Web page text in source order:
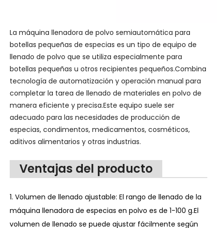
La máquina llenadora de polvo semiautomática para
botellas pequeñas de especias es un tipo de equipo de
llenado de polvo que se utiliza especialmente para
botellas pequeñas u otros recipientes pequeños.Combina
tecnología de automatización y operación manual para
completar la tarea de llenado de materiales en polvo de
manera eficiente y precisa.Este equipo suele ser
adecuado para las necesidades de producción de
especias, condimentos, medicamentos, cosméticos,
aditivos alimentarios y otras industrias.
Ventajas del producto
1. Volumen de llenado ajustable: El rango de llenado de la
máquina llenadora de especias en polvo es de 1-100 g.El
volumen de llenado se puede ajustar fácilmente según